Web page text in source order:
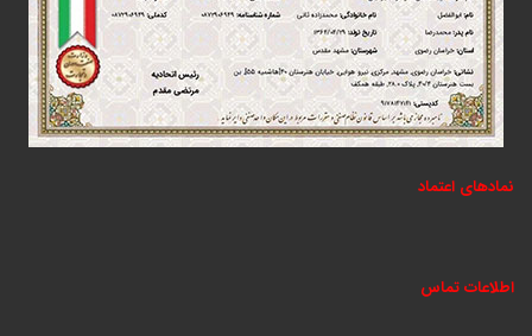
نمادهای اعتماد
اطلاعات تماس